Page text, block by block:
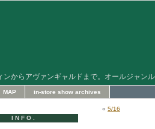
ンからアヴァンギャルドまで。オールジャン
MAP in-store show archives
« 5/16
INFO.